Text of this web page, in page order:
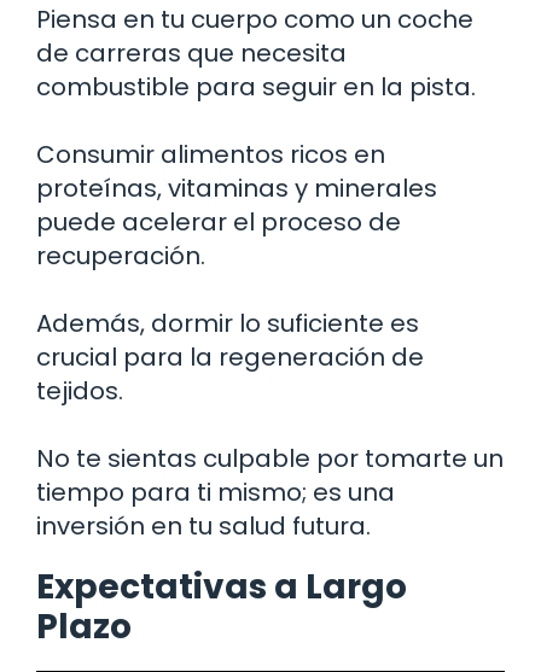
Piensa en tu cuerpo como un coche
de carreras que necesita
combustible para seguir en la pista.
Consumir alimentos ricos en
proteínas, vitaminas y minerales
puede acelerar el proceso de
recuperación.
Además, dormir lo suficiente es
crucial para la regeneración de
tejidos.
No te sientas culpable por tomarte un
tiempo para ti mismo; es una
inversión en tu salud futura.
Expectativas a Largo
Plazo